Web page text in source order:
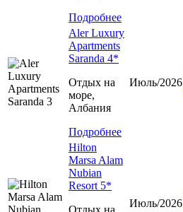
Подробнее
Aler Luxury
Apartments
Saranda 4*
Отдых на
море,
Албания
Подробнее
Июль/2026
Hilton
Marsa Alam
Nubian
Resort 5*
Отдых на
Июль/2026